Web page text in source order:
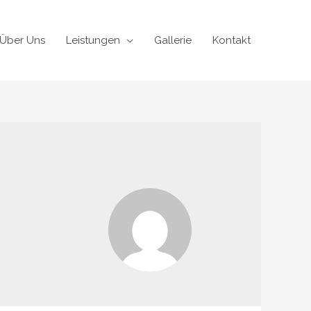
Über Uns Leistungen Gallerie Kontakt